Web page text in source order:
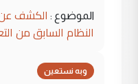
الموضوع : الكشف عن
النظام السابق من
وبه نستعين